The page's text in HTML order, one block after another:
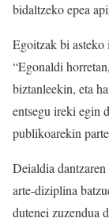
bidaltzeko epea
Egoitzak bi asteko
“Egonaldi
biztanleekin, eta
entsegu ireki egin
publikoarekin
Deialdia dantzaren
arte-diziplina
dutenei zuzendua